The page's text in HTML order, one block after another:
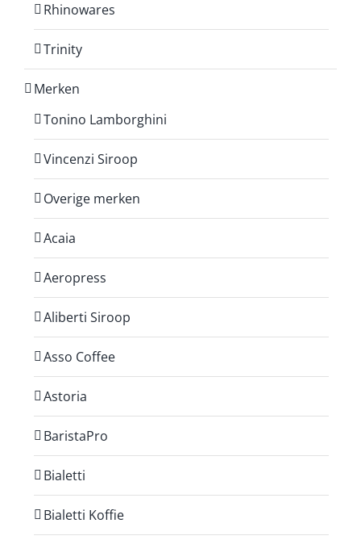
Rhinowares
Trinity
Merken
Tonino Lamborghini
Vincenzi Siroop
Overige merken
Acaia
Aeropress
Aliberti Siroop
Asso Coffee
Astoria
BaristaPro
Bialetti
Bialetti Koffie